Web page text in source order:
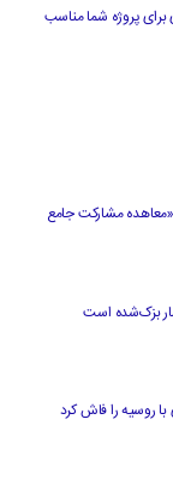
برای پروژه شما مناسب
«معاهده مشارکت جامع
بزک‌شده است
روسیه را فاش کرد